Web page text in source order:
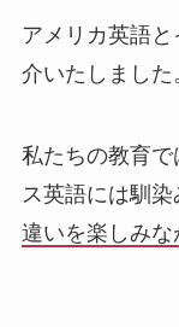
アメリカ英語
介いたしました
私たちの教育で
ス英語には馴
違いを楽しみ